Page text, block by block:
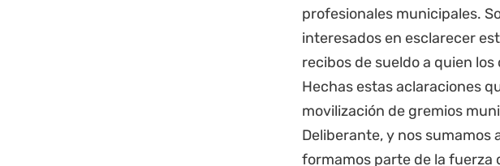
profesionales municipales.
interesados en esclarecer
recibos de sueldo a quien
Hechas estas aclaraciones
movilización de gremios
Deliberante, y nos sumamos
formamos parte de la fuerza